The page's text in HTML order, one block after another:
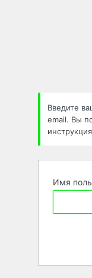
Введите
email. Вы
Имя